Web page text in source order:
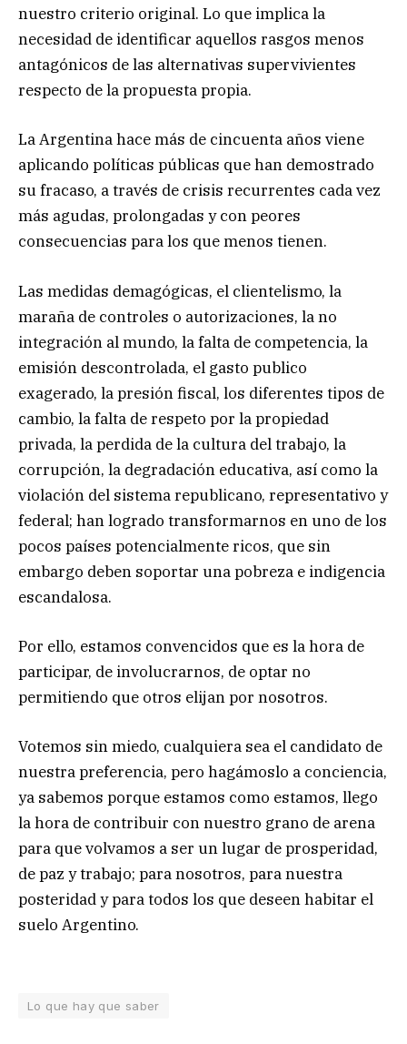
nuestro criterio original. Lo que implica la
necesidad de identificar aquellos rasgos menos
antagónicos de las alternativas supervivientes
respecto de la propuesta propia.
La Argentina hace más de cincuenta años viene
aplicando políticas públicas que han demostrado
su fracaso, a través de crisis recurrentes cada vez
más agudas, prolongadas y con peores
consecuencias para los que menos tienen.
Las medidas demagógicas, el clientelismo, la
maraña de controles o autorizaciones, la no
integración al mundo, la falta de competencia, la
emisión descontrolada, el gasto publico
exagerado, la presión fiscal, los diferentes tipos de
cambio, la falta de respeto por la propiedad
privada, la perdida de la cultura del trabajo, la
corrupción, la degradación educativa, así como la
violación del sistema republicano, representativo y
federal; han logrado transformarnos en uno de los
pocos países potencialmente ricos, que sin
embargo deben soportar una pobreza e indigencia
escandalosa.
Por ello, estamos convencidos que es la hora de
participar, de involucrarnos, de optar no
permitiendo que otros elijan por nosotros.
Votemos sin miedo, cualquiera sea el candidato de
nuestra preferencia, pero hagámoslo a conciencia,
ya sabemos porque estamos como estamos, llego
la hora de contribuir con nuestro grano de arena
para que volvamos a ser un lugar de prosperidad,
de paz y trabajo; para nosotros, para nuestra
posteridad y para todos los que deseen habitar el
suelo Argentino.
Lo que hay que saber